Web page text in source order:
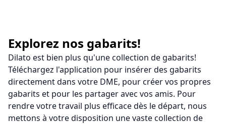
Tarifs
Télécharger
App web
S'inscrire
Explorez nos gabarits!
Dilato est bien plus qu'une collection de gabarits!
Téléchargez l'application pour insérer des gabarits
directement dans votre DME, pour créer vos propres
gabarits et pour les partager avec vos amis. Pour
rendre votre travail plus efficace dès le départ, nous
mettons à votre disposition une vaste collection de